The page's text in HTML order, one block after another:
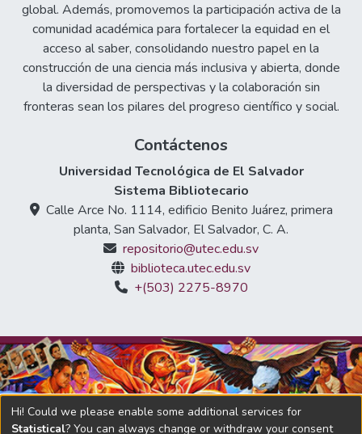
global. Además, promovemos la participación activa de la
comunidad académica para fortalecer la equidad en el
acceso al saber, consolidando nuestro papel en la
construcción de una ciencia más inclusiva y abierta, donde
la diversidad de perspectivas y la colaboración sin
fronteras sean los pilares del progreso científico y social.
Contáctenos
Universidad Tecnológica de El Salvador
Sistema Bibliotecario
Calle Arce No. 1114, edificio Benito Juárez, primera
planta, San Salvador, El Salvador, C. A.
repositorio@utec.edu.sv
biblioteca.utec.edu.sv
+(503) 2275-8970
Hi! Could we please enable some additional services for
Statistical? You can always change or withdraw your consent